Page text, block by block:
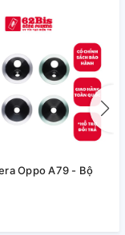
Oppo A79 - Bộ